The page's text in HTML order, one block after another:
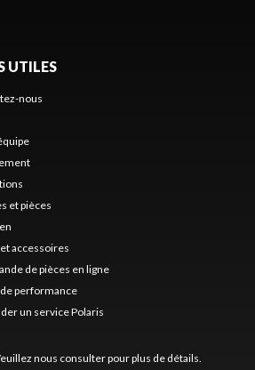
UTILES
nous
et pièces
accessoires
de pièces en ligne
performance
un service Polaris
nous consulter pour plus de détails.